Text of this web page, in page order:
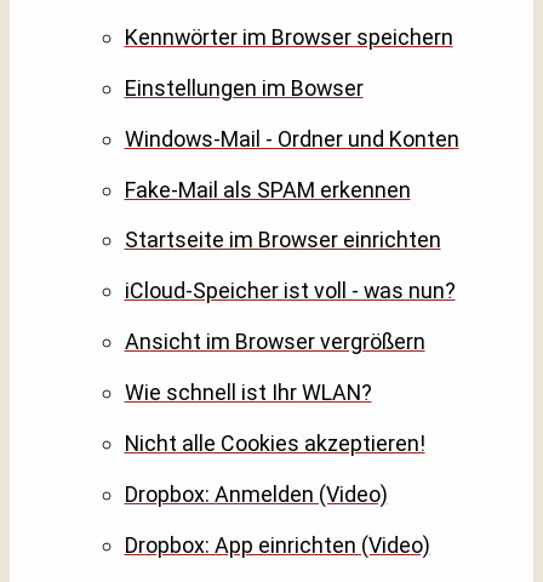
Kennwörter im Browser speichern
Einstellungen im Bowser
Windows-Mail - Ordner und Konten
Fake-Mail als SPAM erkennen
Startseite im Browser einrichten
iCloud-Speicher ist voll - was nun?
Ansicht im Browser vergrößern
Wie schnell ist Ihr WLAN?
Nicht alle Cookies akzeptieren!
Dropbox: Anmelden (Video)
Dropbox: App einrichten (Video)